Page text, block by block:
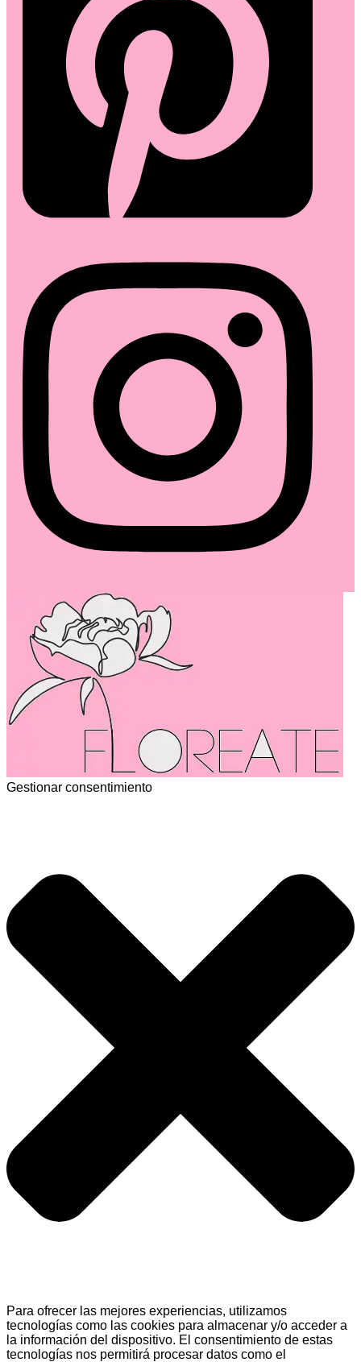
Gestionar consentimiento
Para ofrecer las mejores experiencias, utilizamos
tecnologías como las cookies para almacenar y/o acceder a
la información del dispositivo. El consentimiento de estas
tecnologías nos permitirá procesar datos como el